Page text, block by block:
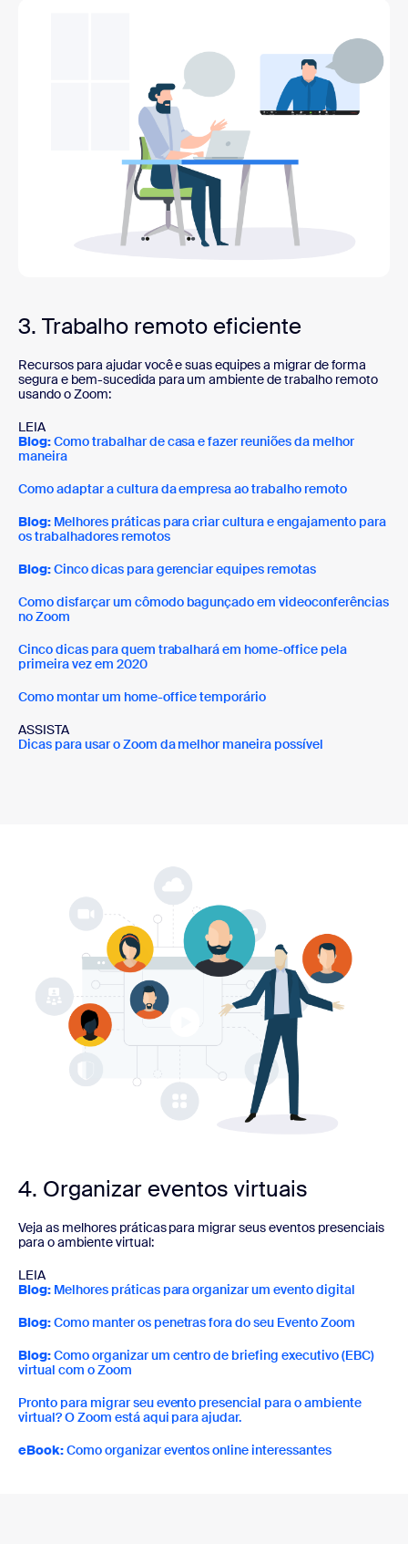
3. Trabalho remoto eficiente
Recursos para ajudar você e suas equipes a migrar de forma
segura e bem-sucedida para um ambiente de trabalho remoto
usando o Zoom:
LEIA
Blog:Como trabalhar de casa e fazer reuniões da melhor
maneira
Como adaptar a cultura da empresa ao trabalho remoto
Blog:Melhores práticas para criar cultura e engajamento para
os trabalhadores remotos
Blog:Cinco dicas para gerenciar equipes remotas
Como disfarçar um cômodo bagunçado em videoconferências
no Zoom
Cinco dicas para quem trabalhará em home-office pela
primeira vez em 2020
Como montar um home-office temporário
ASSISTA
Dicas para usar o Zoom da melhor maneira possível
4. Organizar eventos virtuais
Veja as melhores práticas para migrar seus eventos presenciais
para o ambiente virtual:
LEIA
Blog:Melhores práticas para organizar um evento digital
Blog:Como manter os penetras fora do seu Evento Zoom
Blog:Como organizar um centro de briefing executivo (EBC)
virtual com o Zoom
Pronto para migrar seu evento presencial para o ambiente
virtual? O Zoom está aqui para ajudar.
eBook:Como organizar eventos online interessantes